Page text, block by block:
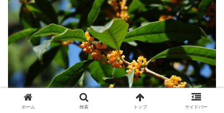
ホーム 検索 トップ サイドバー